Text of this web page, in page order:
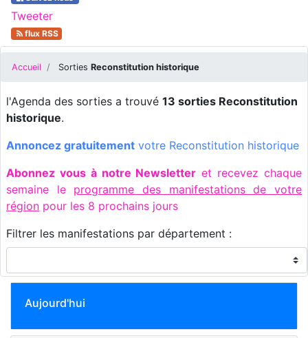
Tweeter
flux RSS
Accueil Sorties Reconstitution historique
l'Agenda des sorties a trouvé 13 sorties Reconstitution
historique.
Annoncez gratuitement votre Reconstitution historique
Abonnez vous à notre Newsletter et recevez chaque
semaine le programme des manifestations de votre
région pour les 8 prochains jours
Filtrer les manifestations par département :
Aujourd'hui